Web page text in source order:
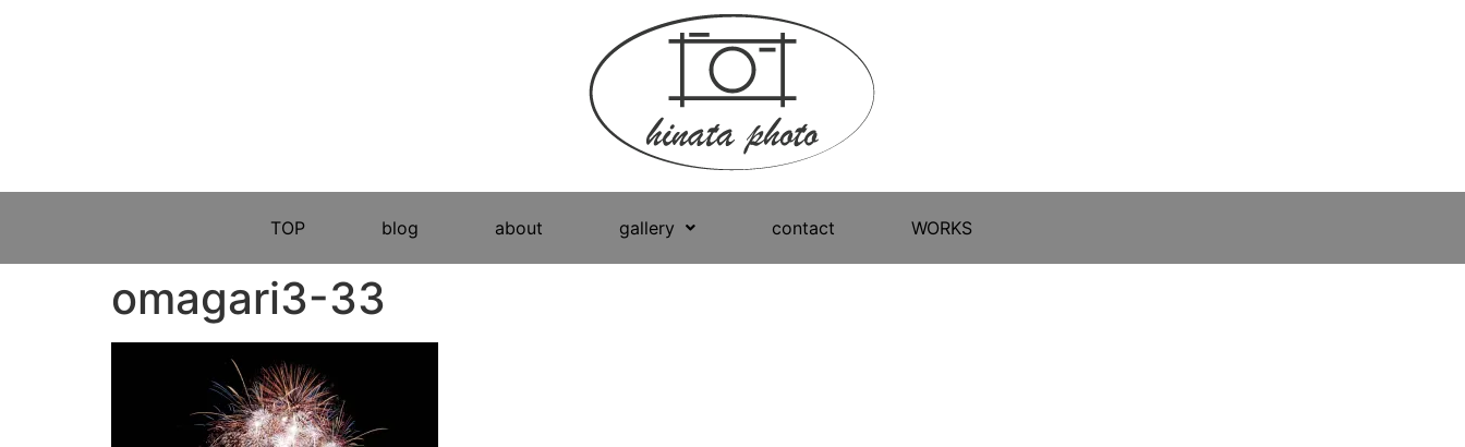
TOP blog about gallery contact WORKS
omagari3-33